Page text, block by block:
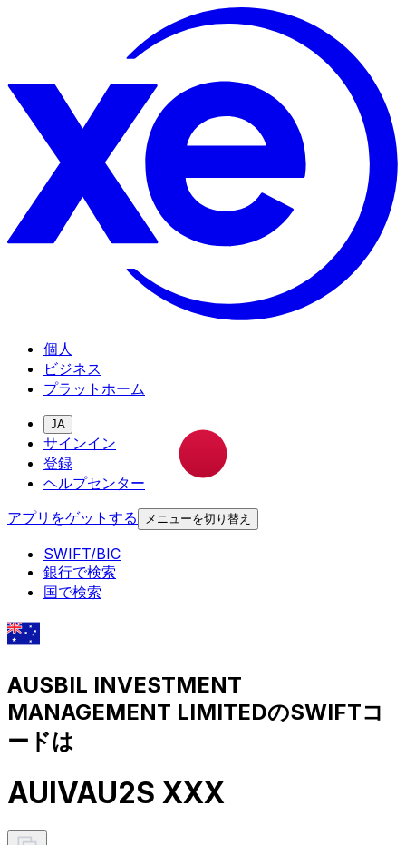
個人
ビジネス
プラットホーム
JA
サインイン
登録
ヘルプセンター
アプリをゲットする
メニューを切り替え
SWIFT/BIC
銀行で検索
国で検索
AUSBIL INVESTMENT
MANAGEMENT LIMITEDのSWIFTコ
ードは
AUIVAU2S XXX